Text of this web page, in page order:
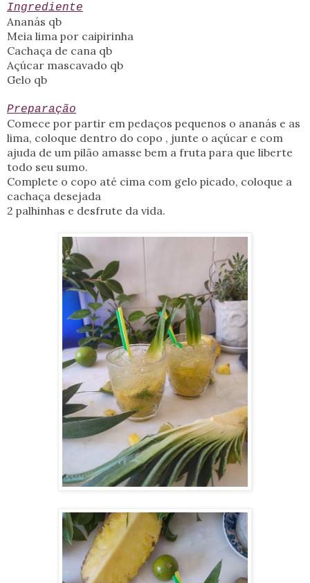
Ingrediente
Ananás qb
Meia lima por caipirinha
Cachaça de cana qb
Açúcar mascavado qb
Gelo qb
Preparação
Comece por partir em pedaços pequenos o ananás e as
lima, coloque dentro do copo , junte o açúcar e com
ajuda de um pilão amasse bem a fruta para que liberte
todo seu sumo.
Complete o copo até cima com gelo picado, coloque a
cachaça desejada
2 palhinhas e desfrute da vida.